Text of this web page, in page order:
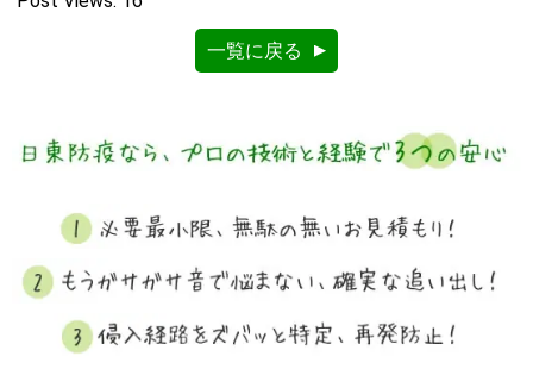
一覧に戻る